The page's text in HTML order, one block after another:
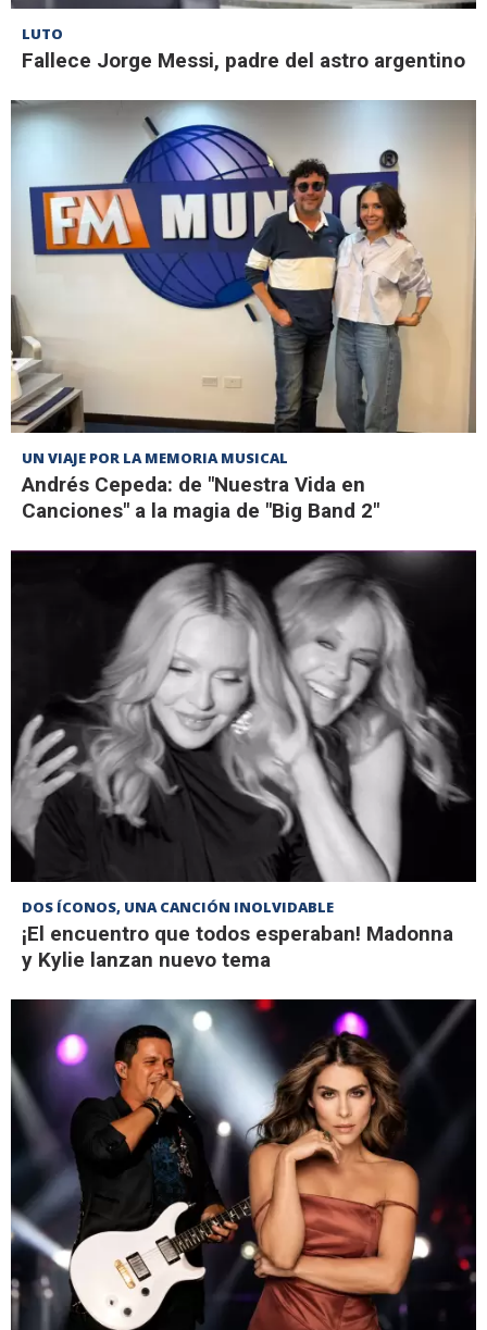
LUTO
Fallece Jorge Messi, padre del astro argentino
UN VIAJE POR LA MEMORIA MUSICAL
Andrés Cepeda: de "Nuestra Vida en
Canciones" a la magia de "Big Band 2"
DOS ÍCONOS, UNA CANCIÓN INOLVIDABLE
¡El encuentro que todos esperaban! Madonna
y Kylie lanzan nuevo tema